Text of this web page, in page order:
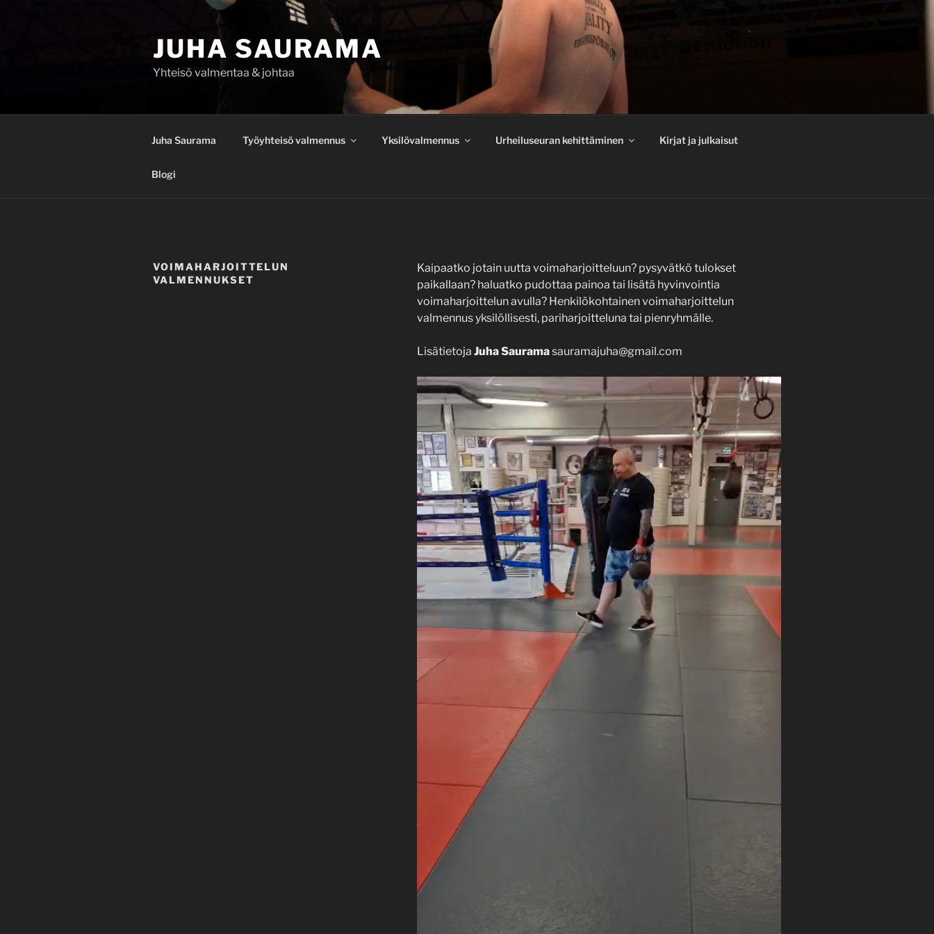
JUHA SAURAMA
Yhteisö valmentaa & johtaa
Juha Saurama Työyhteisö valmennus Yksilövalmennus Urheiluseuran kehittäminen Kirjat ja julkaisut
Blogi
VOIMAHARJOITTELUN
VALMENNUKSET
Kaipaatko jotain uutta voimaharjoitteluun? pysyvätkö tulokset
paikallaan? haluatko pudottaa painoa tai lisätä hyvinvointia
voimaharjoittelun avulla? Henkilökohtainen voimaharjoittelun
valmennus yksilöllisesti, pariharjoitteluna tai pienryhmälle.
Lisätietoja Juha Sauramasauramajuha@gmail.com